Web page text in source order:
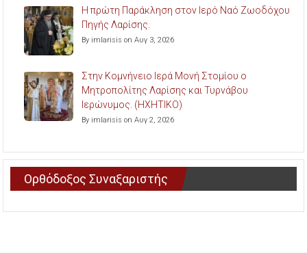
Η πρώτη Παράκληση στον Ιερό Ναό Ζωοδόχου
Πηγής Λαρίσης.
By imlarisis on Αυγ 3, 2026
Στην Κομνήνειο Ιερά Μονή Στομίου ο
Μητροπολίτης Λαρίσης και Τυρνάβου
Ιερώνυμος. (ΗΧΗΤΙΚΟ)
By imlarisis on Αυγ 2, 2026
Ορθόδοξος Συναξαριστής